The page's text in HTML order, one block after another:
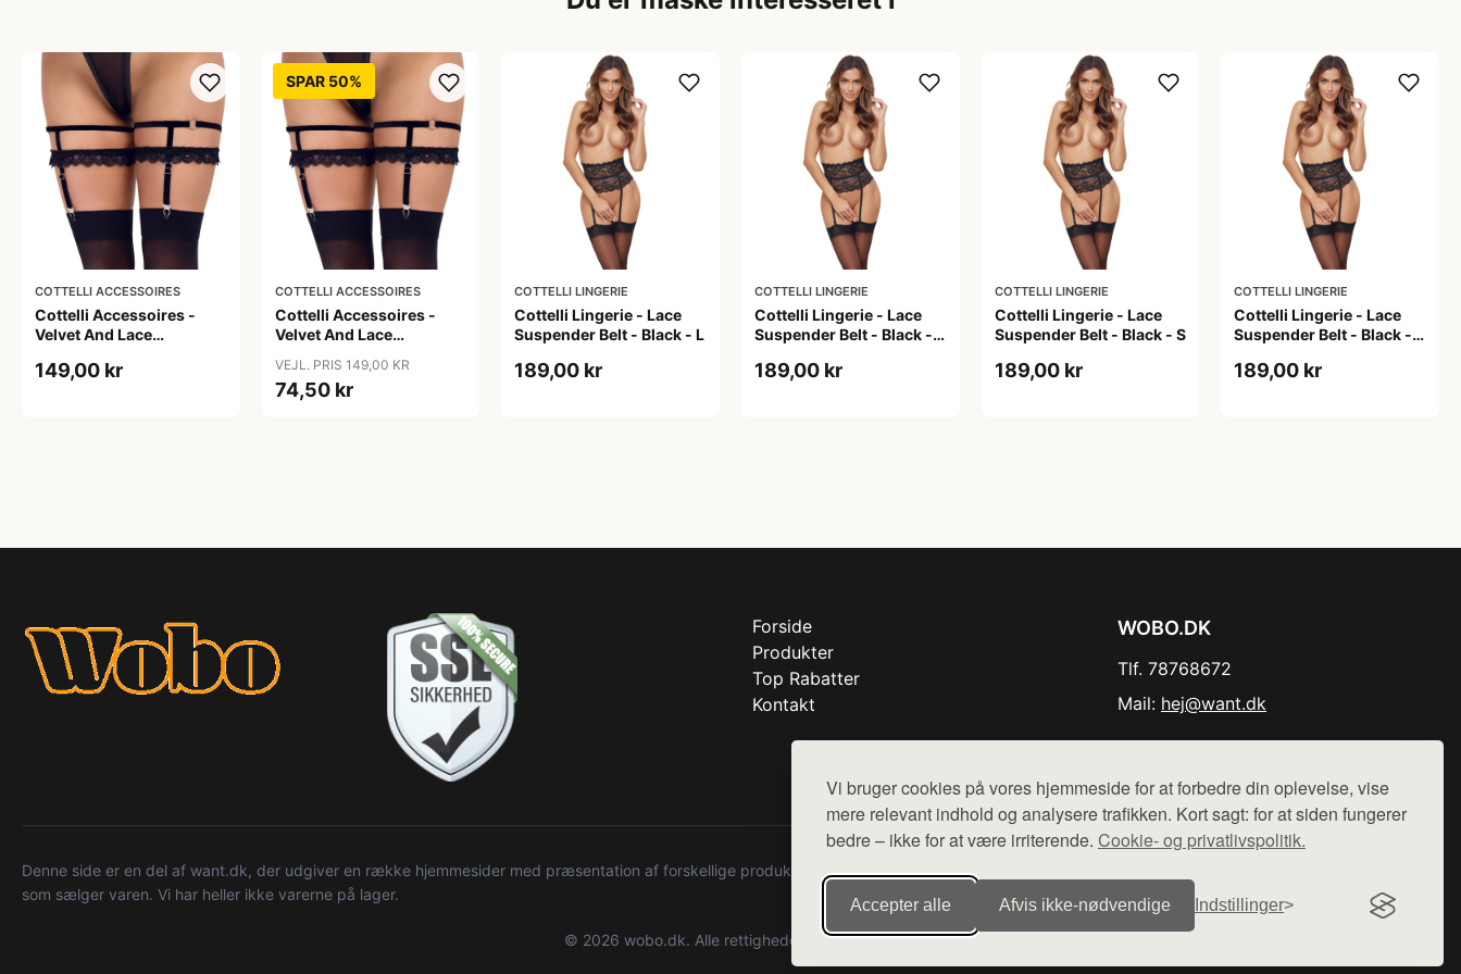
Vi bruger cookies på vores hjemmeside for at forbedre din oplevelse, vise
mere relevant indhold og analysere trafikken. Kort sagt: for at siden fungerer
bedre – ikke for at være irriterende. Cookie- og privatlivspolitik.
Accepter alle Afvis ikke‑nødvendige Indstillinger
COTTELLI ACCESSOIRES
Cottelli Accessoires -
Velvet And Lace
Black - L/XL
149,00 kr
SPAR 50%
COTTELLI ACCESSOIRES
Cottelli Accessoires -
Velvet And Lace
Black - S/M
VEJL. PRIS 149,00 KR
74,50 kr
COTTELLI LINGERIE
Cottelli Lingerie - Lace
Suspender Belt - Black - L
189,00 kr
COTTELLI LINGERIE
Cottelli Lingerie - Lace
Suspender Belt - Black -
189,00 kr
COTTELLI LINGERIE
Cottelli Lingerie - Lace
Suspender Belt - Black - S
189,00 kr
COTTELLI LINGERIE
Cottelli Lingerie - Lace
Suspender Belt - Black -
189,00 kr
Forside
Produkter
Top Rabatter
Kontakt
WOBO.DK
Tlf. 78768672
Mail: hej@want.dk
Denne side er en del af want.dk, der udgiver en række hjemmesider med præsentation af forskellige produkter fra diverse webshops. Der sælges ikke varer fra denne side - vi henviser til de shops,
som sælger varen. Vi har heller ikke varerne på lager.
© 2026 wobo.dk. Alle rettigheder forbeholdes.